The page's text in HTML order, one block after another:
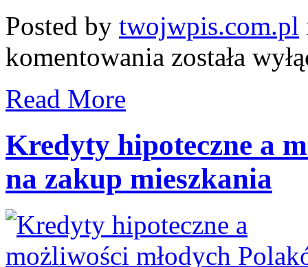
Posted by twojwpis.com.pl
komentowania
wykorzystać
została
Read More
Kredyty hipoteczne a
na zakup mieszkania